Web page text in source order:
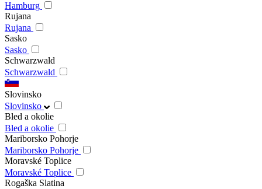
Hamburg
Rujana
Rujana
Sasko
Sasko
Schwarzwald
Schwarzwald
Slovinsko
Slovinsko
Bled a okolie
Bled a okolie
Mariborsko Pohorje
Mariborsko Pohorje
Moravské Toplice
Moravské Toplice
Rogaška Slatina